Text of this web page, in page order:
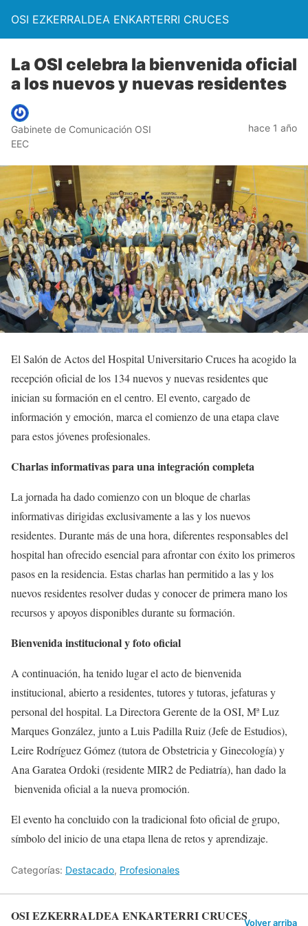
OSI EZKERRALDEA ENKARTERRI CRUCES
La OSI celebra la bienvenida oficial
a los nuevos y nuevas residentes
Gabinete de Comunicación OSI
EEC
hace 1 año
El Salón de Actos del Hospital Universitario Cruces ha acogido la
recepción oficial de los 134 nuevos y nuevas residentes que
inician su formación en el centro. El evento, cargado de
información y emoción, marca el comienzo de una etapa clave
para estos jóvenes profesionales.
Charlas informativas para una integración completa
La jornada ha dado comienzo con un bloque de charlas
informativas dirigidas exclusivamente a las y los nuevos
residentes. Durante más de una hora, diferentes responsables del
hospital han ofrecido esencial para afrontar con éxito los primeros
pasos en la residencia. Estas charlas han permitido a las y los
nuevos residentes resolver dudas y conocer de primera mano los
recursos y apoyos disponibles durante su formación.
Bienvenida institucional y foto oficial
A continuación, ha tenido lugar el acto de bienvenida
institucional, abierto a residentes, tutores y tutoras, jefaturas y
personal del hospital. La Directora Gerente de la OSI, Mª Luz
Marques González, junto a Luis Padilla Ruiz (Jefe de Estudios),
Leire Rodríguez Gómez (tutora de Obstetricia y Ginecología) y
Ana Garatea Ordoki (residente MIR2 de Pediatría), han dado la
bienvenida oficial a la nueva promoción.
El evento ha concluido con la tradicional foto oficial de grupo,
símbolo del inicio de una etapa llena de retos y aprendizaje.
Categorías: Destacado, Profesionales
OSI EZKERRALDEA ENKARTERRI CRUCESVolver arriba